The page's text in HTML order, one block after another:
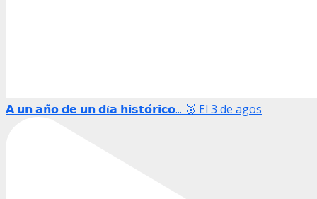
𝗔 𝘂𝗻 𝗮𝗻̃𝗼 𝗱𝗲 𝘂𝗻 𝗱𝛊́𝗮 𝗵𝗶𝘀𝘁𝗼́𝗿𝗶𝗰𝗼... 🥉 El 3 de agos